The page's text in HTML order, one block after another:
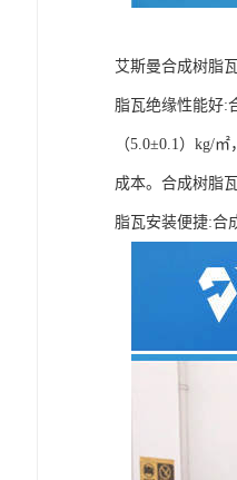
艾斯曼合成树脂
脂瓦绝缘性能好:
（5.0±0.1）kg/
成本。合成树脂
脂瓦安装便捷:合